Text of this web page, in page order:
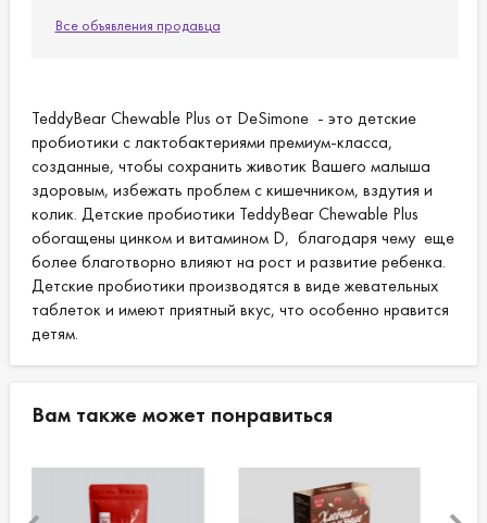
Все объявления продавца
TeddyBear Chewable Plus от DeSimone - это детские
пробиотики с лактобактериями премиум-класса,
созданные, чтобы сохранить животик Вашего малыша
здоровым, избежать проблем с кишечником, вздутия и
колик. Детские пробиотики TeddyBear Chewable Plus
обогащены цинком и витамином D, благодаря чему еще
более благотворно влияют на рост и развитие ребенка.
Детские пробиотики производятся в виде жевательных
таблеток и имеют приятный вкус, что особенно нравится
детям.
Вам также может понравиться